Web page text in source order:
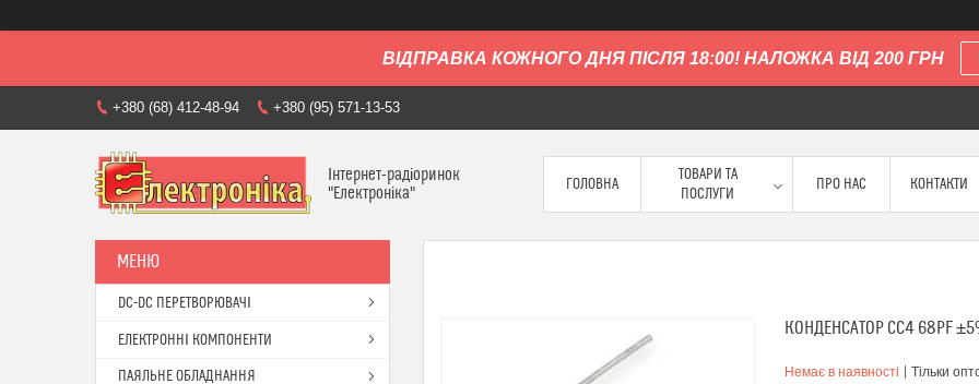
ВІДПРАВКА КОЖНОГО ДНЯ ПІСЛЯ 18:00! НАЛОЖКА ВІД 200 ГРН
+380 (68) 412-48-94 +380 (95) 571-13-53
Інтернет-радіоринок
"Електроніка"
ГОЛОВНА
ТОВАРИ ТА
ПОСЛУГИ
ПРО НАС КОНТАКТИ
КОНДЕНСАТОР CC4 68PF
Немає в наявності Тільки
DC-DC ПЕРЕТВОРЮВАЧІ
ЕЛЕКТРОННІ КОМПОНЕНТИ
ПАЯЛЬНЕ ОБЛАДНАННЯ